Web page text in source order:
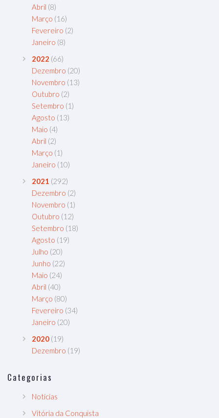
Abril (8)
Março (16)
Fevereiro (2)
Janeiro (8)
2022 (66)
Dezembro (20)
Novembro (13)
Outubro (2)
Setembro (1)
Agosto (13)
Maio (4)
Abril (2)
Março (1)
Janeiro (10)
2021 (292)
Dezembro (2)
Novembro (1)
Outubro (12)
Setembro (18)
Agosto (19)
Julho (20)
Junho (22)
Maio (24)
Abril (40)
Março (80)
Fevereiro (34)
Janeiro (20)
2020 (19)
Dezembro (19)
Categorias
Notícias
Vitória da Conquista